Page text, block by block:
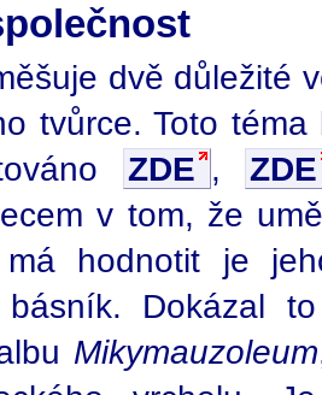
dvě důležité
tvůrce. Toto
ZDE ,
ZDE
v tom, že
hodnotit je
básník. Dokázal
Mikymauzoleum